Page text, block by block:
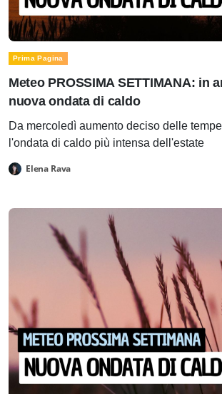
Prima Pagina
Meteo PROSSIMA SETTIMANA: in
nuova ondata di caldo
Da mercoledì aumento deciso delle
l'ondata di caldo più intensa dell'estate
Elena Rava